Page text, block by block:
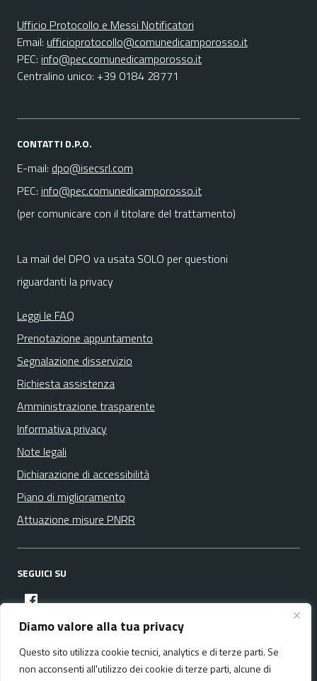
Diamo valore alla tua privacy
Questo sito utilizza cookie tecnici, analytics e di terze parti. Se
non acconsenti all'utilizzo dei cookie di terze parti, alcune di
Ufficio Protocollo e Messi Notificatori
Email: ufficioprotocollo@comunedicamporosso.it
PEC: info@pec.comunedicamporosso.it
Centralino unico: +39 0184 28771
CONTATTI D.P.O.
E-mail: dpo@isecsrl.com
PEC: info@pec.comunedicamporosso.it
(per comunicare con il titolare del trattamento)
La mail del DPO va usata SOLO per questioni
riguardanti la privacy
Leggi le FAQ
Prenotazione appuntamento
Segnalazione disservizio
Richiesta assistenza
Amministrazione trasparente
Informativa privacy
Note legali
Dichiarazione di accessibilità
Piano di miglioramento
Attuazione misure PNRR
SEGUICI SU
facebook
Media policy Mappa del sito